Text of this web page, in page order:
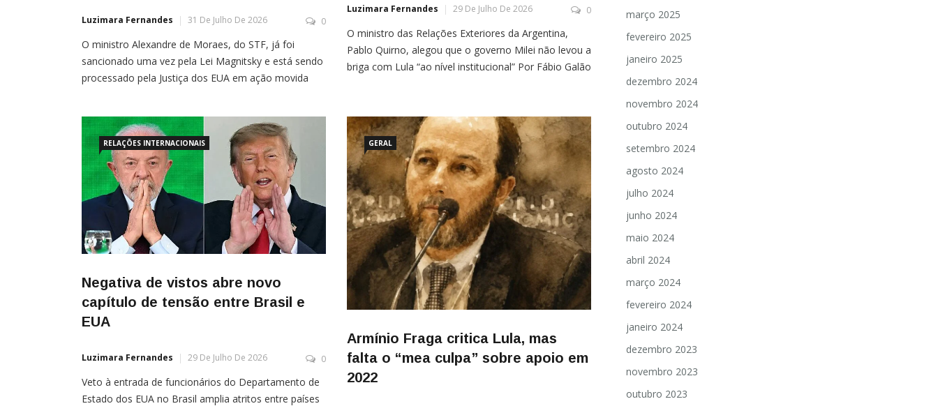
Luzimara Fernandes 31 De Julho De 2026 0
O ministro Alexandre de Moraes, do STF, já foi
sancionado uma vez pela Lei Magnitsky e está sendo
processado pela Justiça dos EUA em ação movida
de prorrogar por mais um ano o estado de
emergência nacional contra o Brasil recolocou o […]
Luzimara Fernandes 29 De Julho De 2026 0
O ministro das Relações Exteriores da Argentina,
Pablo Quirno, alegou que o governo Milei não levou a
briga com Lula “ao nível institucional” Por Fábio Galão
governo Javier Milei considera que as ações da
gestão do brasileiro, Luiz Inácio Lula […]
RELAÇÕES INTERNACIONAIS
Negativa de vistos abre novo
capítulo de tensão entre Brasil e
EUA
Luzimara Fernandes 29 De Julho De 2026 0
Veto à entrada de funcionários do Departamento de
Estado dos EUA no Brasil amplia atritos entre países
GERAL
Armínio Fraga critica Lula, mas
falta o “mea culpa” sobre apoio em
2022
março 2025
fevereiro 2025
janeiro 2025
dezembro 2024
novembro 2024
outubro 2024
setembro 2024
agosto 2024
julho 2024
junho 2024
maio 2024
abril 2024
março 2024
fevereiro 2024
janeiro 2024
dezembro 2023
novembro 2023
outubro 2023